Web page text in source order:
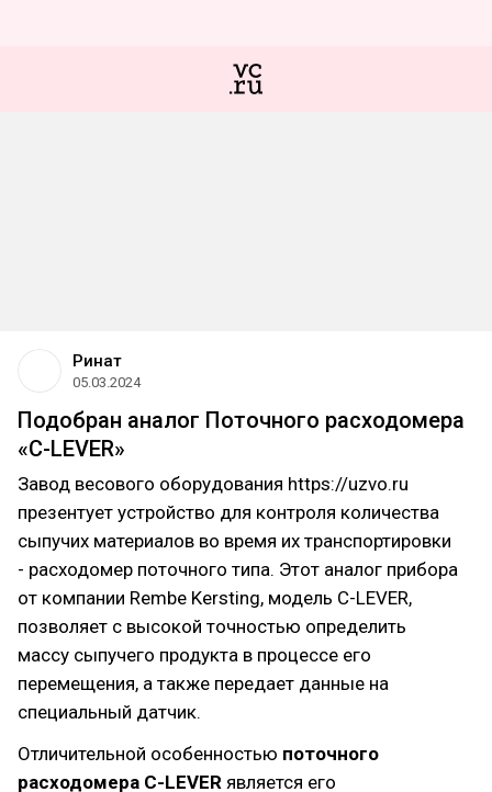
Ринат
05.03.2024
Подобран аналог Поточного расходомера
«C-LEVER»
Завод весового оборудования https://uzvo.ru
презентует устройство для контроля количества
сыпучих материалов во время их транспортировки
- расходомер поточного типа. Этот аналог прибора
от компании Rembe Kersting, модель C-LEVER,
позволяет с высокой точностью определить
массу сыпучего продукта в процессе его
перемещения, а также передает данные на
специальный датчик.
Отличительной особенностью поточного
расходомера C-LEVER является его